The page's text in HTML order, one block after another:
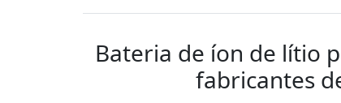
Bateria de íon de lítio
fabricantes